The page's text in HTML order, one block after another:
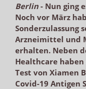
Berlin- Nun ging
Noch vor März
Sonderzulassung
Arzneimittel und
erhalten. Neben
Healthcare haben
Test von Xiamen
Covid-19 Antigen